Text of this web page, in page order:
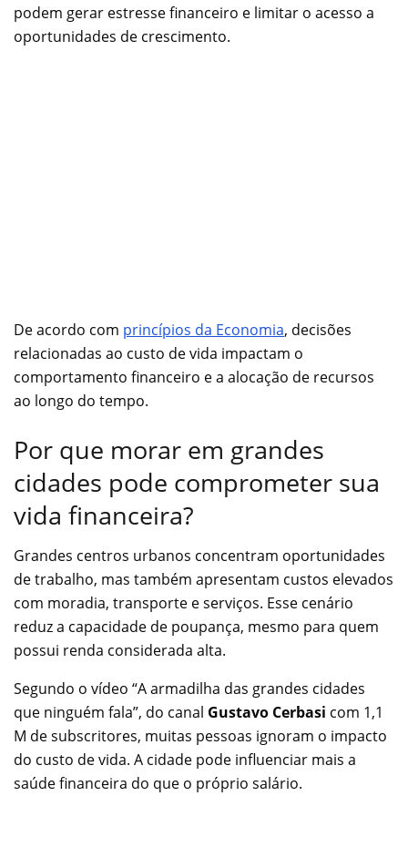
podem gerar estresse financeiro e limitar o acesso a
oportunidades de crescimento.
De acordo com princípios da Economia, decisões
relacionadas ao custo de vida impactam o
comportamento financeiro e a alocação de recursos
ao longo do tempo.
Por que morar em grandes
cidades pode comprometer sua
vida financeira?
Grandes centros urbanos concentram oportunidades
de trabalho, mas também apresentam custos elevados
com moradia, transporte e serviços. Esse cenário
reduz a capacidade de poupança, mesmo para quem
possui renda considerada alta.
Segundo o vídeo “A armadilha das grandes cidades
que ninguém fala”, do canal Gustavo Cerbasi com 1,1
M de subscritores, muitas pessoas ignoram o impacto
do custo de vida. A cidade pode influenciar mais a
saúde financeira do que o próprio salário.